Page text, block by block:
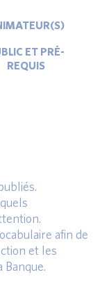
ET PRÉ-
REQUIS
afin de
et les